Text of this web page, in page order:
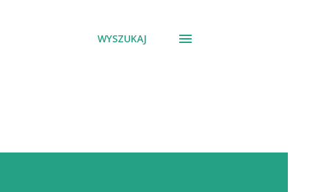
WYSZUKAJ